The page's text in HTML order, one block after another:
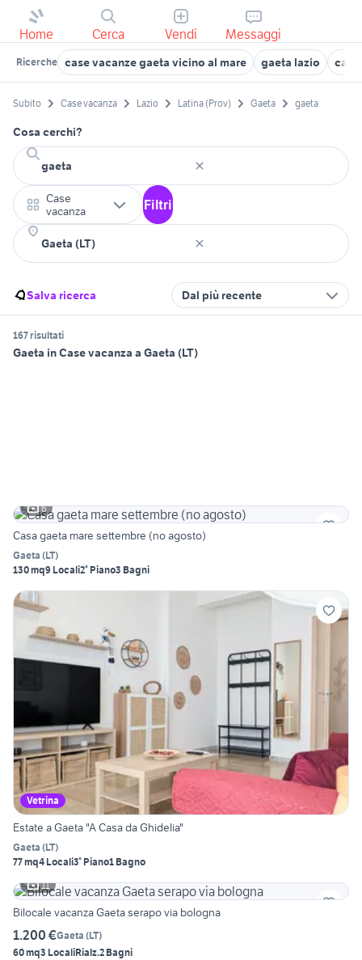
Home Cerca Vendi Messaggi
Ricerche case vacanze gaeta vicino al mare gaeta lazio casa
Subito Case vacanza Lazio Latina (Prov) Gaeta gaeta
Cosa cerchi?
Case
vacanza
Filtri
Salva ricerca Dal più recente
167 risultati
Gaeta in Case vacanza a Gaeta (LT)
6
Casa gaeta mare settembre (no agosto)
Gaeta (LT)
130 mq9 Locali2° Piano3 Bagni
Vetrina
Estate a Gaeta "A Casa da Ghidelia"
Gaeta (LT)
77 mq4 Locali3° Piano1 Bagno
11
Bilocale vacanza Gaeta serapo via bologna
1.200 €Gaeta (LT)
60 mq3 LocaliRialz.2 Bagni